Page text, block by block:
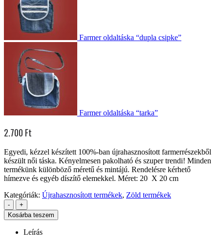
Farmer oldaltáska “dupla csipke”
Farmer oldaltáska “tarka”
2.700 Ft
Egyedi, kézzel készített 100%-ban újrahasznosított farmerrészekből
készült női táska. Kényelmesen pakolható és szuper trendi! Minden
termékünk különböző méretű és mintájú. Rendelésre kérhető
hímezve és egyéb díszítő elemekkel. Méret: 20 X 20 cm
Kategóriák: Újrahasznosított termékek, Zöld termékek
-
+
Kosárba teszem
Leírás